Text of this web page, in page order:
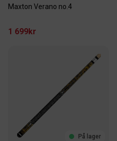
Maxton Verano no.4
1 699kr
På lager